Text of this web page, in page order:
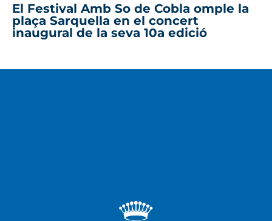
El Festival Amb So de Cobla omple la
plaça Sarquella en el concert
inaugural de la seva 10a edició